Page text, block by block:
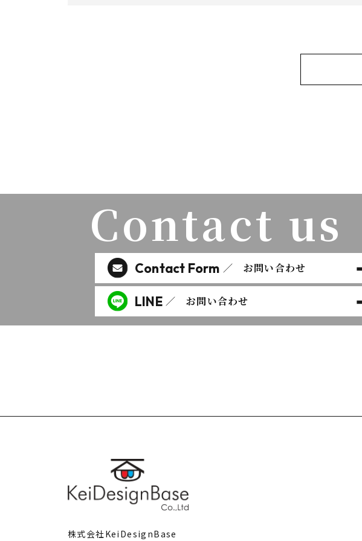
Contact us
Contact Form ／ お問い合わせ
LINE ／ お問い合わせ
株式会社KeiDesignBase